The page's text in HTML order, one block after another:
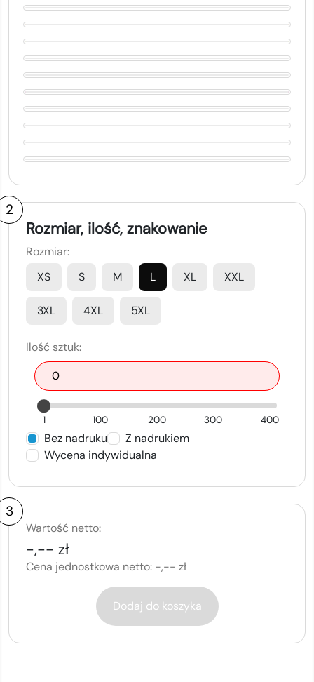
2
Rozmiar, ilość, znakowanie
Rozmiar:
XS
S M L XL XXL
3XL 4XL 5XL
Ilość sztuk:
1 100 200 300 400
Bez nadruku
Z nadrukiem
Wycena indywidualna
3
Wartość netto:
-,-- zł
Cena jednostkowa netto: -,-- zł
Dodaj do koszyka